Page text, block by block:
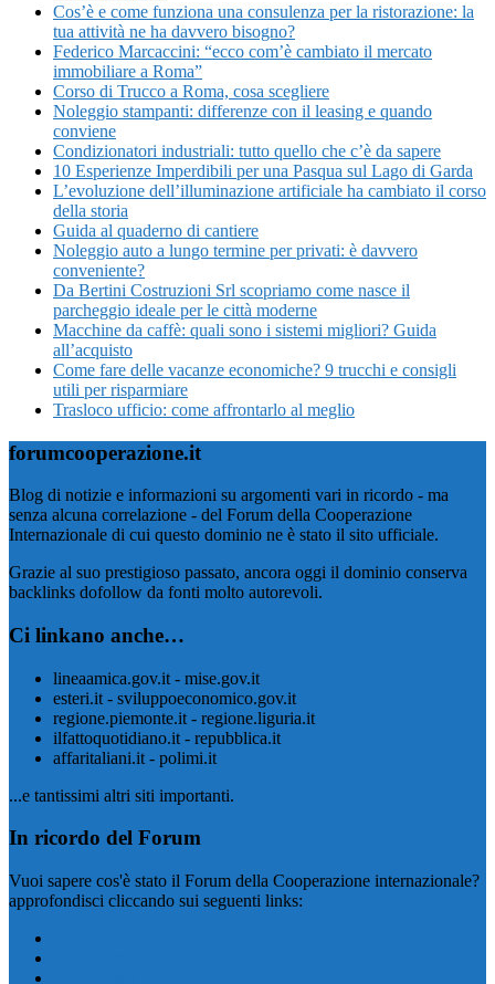
Cos’è e come funziona una consulenza per la ristorazione: la
tua attività ne ha davvero bisogno?
Federico Marcaccini: “ecco com’è cambiato il mercato
immobiliare a Roma”
Corso di Trucco a Roma, cosa scegliere
Noleggio stampanti: differenze con il leasing e quando
conviene
Condizionatori industriali: tutto quello che c’è da sapere
10 Esperienze Imperdibili per una Pasqua sul Lago di Garda
L’evoluzione dell’illuminazione artificiale ha cambiato il corso
della storia
Guida al quaderno di cantiere
Noleggio auto a lungo termine per privati: è davvero
conveniente?
Da Bertini Costruzioni Srl scopriamo come nasce il
parcheggio ideale per le città moderne
Macchine da caffè: quali sono i sistemi migliori? Guida
all’acquisto
Come fare delle vacanze economiche? 9 trucchi e consigli
utili per risparmiare
Trasloco ufficio: come affrontarlo al meglio
forumcooperazione.it
Blog di notizie e informazioni su argomenti vari in ricordo - ma
senza alcuna correlazione - del Forum della Cooperazione
Internazionale di cui questo dominio ne è stato il sito ufficiale.
Grazie al suo prestigioso passato, ancora oggi il dominio conserva
backlinks dofollow da fonti molto autorevoli.
Ci linkano anche…
lineaamica.gov.it - mise.gov.it
esteri.it - sviluppoeconomico.gov.it
regione.piemonte.it - regione.liguria.it
ilfattoquotidiano.it - repubblica.it
affaritaliani.it - polimi.it
...e tantissimi altri siti importanti.
In ricordo del Forum
Vuoi sapere cos'è stato il Forum della Cooperazione internazionale?
approfondisci cliccando sui seguenti links: